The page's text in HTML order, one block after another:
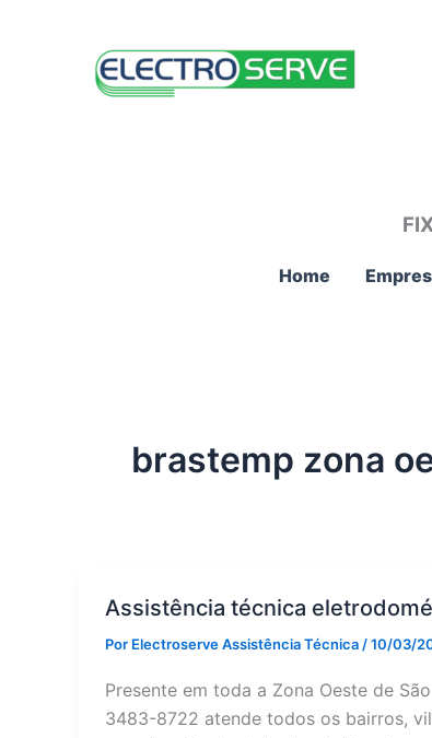
Home
brastemp zona
Assistência técnica
Por Electroserve Assistência Técnica /10/03/
Presente em toda a Zona Oeste de
3483-8722 atende todos os bairros,